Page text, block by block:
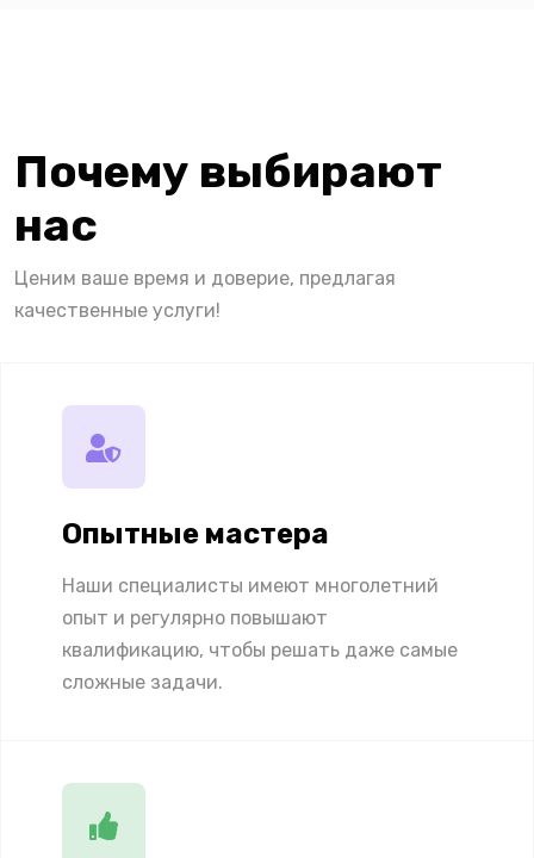
Почему выбирают
нас
Ценим ваше время и доверие, предлагая
качественные услуги!
Опытные мастера
Наши специалисты имеют многолетний
опыт и регулярно повышают
квалификацию, чтобы решать даже самые
сложные задачи.